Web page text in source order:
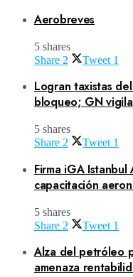
Aerobreves
5 shares
Share 2 Tweet 1
Logran taxistas
bloqueo; GN
5 shares
Share 2 Tweet 1
Firma iGA
capacitación
5 shares
Share 2 Tweet 1
Alza del petróleo
amenaza